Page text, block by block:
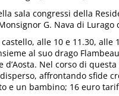
sala congressi della
G. Nava di
alle 10 e 11.30,
al suo drago
d’Aosta. Nel corso di
affrontando sfide
e un bambino; 16 euro